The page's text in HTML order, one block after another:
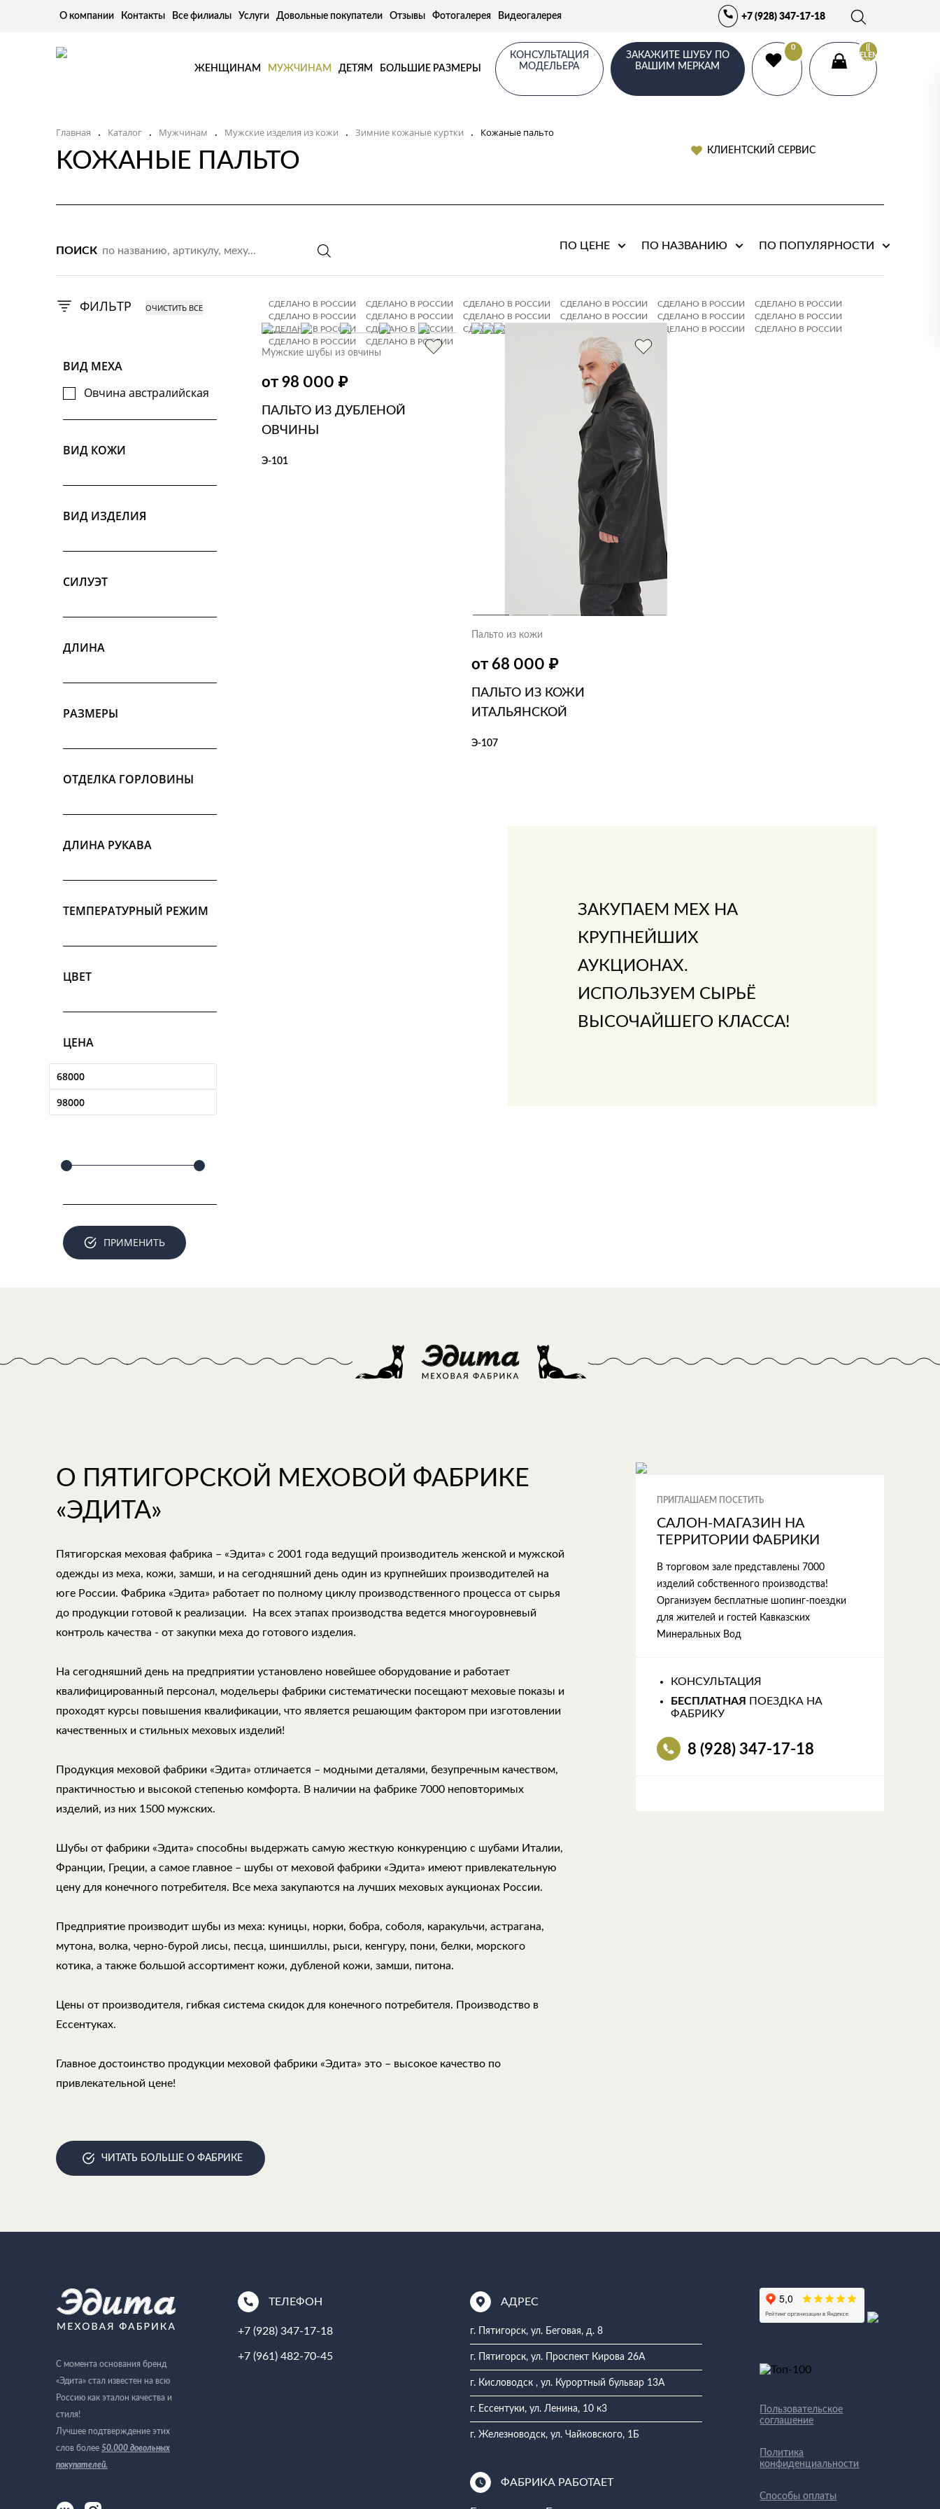
О компании Контакты Все филиалы Услуги Довольные покупатели Отзывы Фотогалерея Видеогалерея +7 (928) 347-17-18
ЖЕНЩИНАМ МУЖЧИНАМ ДЕТЯМ БОЛЬШИЕ РАЗМЕРЫ
КОНСУЛЬТАЦИЯ
МОДЕЛЬЕРА
ЗАКАЖИТЕ ШУБУ ПО
ВАШИМ МЕРКАМ
0
{{
ELEMENTS.LENGTH
}}
Главная . Каталог . Мужчинам . Мужские изделия из кожи . Зимние кожаные куртки . Кожаные пальто
КОЖАНЫЕ ПАЛЬТО КЛИЕНТСКИЙ СЕРВИС
ПОИСК ПО ЦЕНЕ ПО НАЗВАНИЮ ПО ПОПУЛЯРНОСТИ
ФИЛЬТР
ВИД МЕХА
Овчина австралийская
ВИД КОЖИ
ВИД ИЗДЕЛИЯ
СИЛУЭТ
ДЛИНА
РАЗМЕРЫ
ОТДЕЛКА ГОРЛОВИНЫ
ДЛИНА РУКАВА
ТЕМПЕРАТУРНЫЙ РЕЖИМ
ЦВЕТ
ЦЕНА
ПРИМЕНИТЬ
СДЕЛАНО В РОССИИ СДЕЛАНО В РОССИИ СДЕЛАНО В РОССИИ СДЕЛАНО В РОССИИ СДЕЛАНО В РОССИИ
СДЕЛАНО В РОССИИ
СДЕЛАНО В РОССИИ
СДЕЛАНО В РОССИИ СДЕЛАНО В РОССИИ СДЕЛАНО В РОССИИ СДЕЛАНО В РОССИИ
СДЕЛАНО В РОССИИ
СДЕЛАНО В РОССИИ
СДЕЛАНО В РОССИИ СДЕЛАНО В РОССИИ СДЕЛАНО В РОССИИ
СДЕЛАНО В РОССИИ
СДЕЛАНО В РОССИИ
СДЕЛАНО В РОССИИ
Мужские шубы из овчины
от 98 000 ₽
ПАЛЬТО ИЗ ДУБЛЕНОЙ
ОВЧИНЫ
Э-101
Пальто из кожи
от 68 000 ₽
ПАЛЬТО ИЗ КОЖИ
ИТАЛЬЯНСКОЙ
Э-107
ЗАКУПАЕМ МЕХ НА
КРУПНЕЙШИХ
АУКЦИОНАХ.
ИСПОЛЬЗУЕМ СЫРЬЁ
ВЫСОЧАЙШЕГО КЛАССА!
О ПЯТИГОРСКОЙ МЕХОВОЙ ФАБРИКЕ
«ЭДИТА»
Пятигорская меховая фабрика – «Эдита» с 2001 года ведущий производитель женской и мужской
одежды из меха, кожи, замши, и на сегодняшний день один из крупнейших производителей на
юге России. Фабрика «Эдита» работает по полному циклу производственного процесса от сырья
до продукции готовой к реализации. На всех этапах производства ведется многоуровневый
контроль качества - от закупки меха до готового изделия.
На сегодняшний день на предприятии установлено новейшее оборудование и работает
квалифицированный персонал, модельеры фабрики систематически посещают меховые показы и
проходят курсы повышения квалификации, что является решающим фактором при изготовлении
качественных и стильных меховых изделий!
Продукция меховой фабрики «Эдита» отличается – модными деталями, безупречным качеством,
практичностью и высокой степенью комфорта. В наличии на фабрике 7000 неповторимых
изделий, из них 1500 мужских.
Шубы от фабрики «Эдита» способны выдержать самую жесткую конкуренцию с шубами Италии,
Франции, Греции, а самое главное – шубы от меховой фабрики «Эдита» имеют привлекательную
цену для конечного потребителя. Все меха закупаются на лучших меховых аукционах России.
Предприятие производит шубы из меха: куницы, норки, бобра, соболя, каракульчи, астрагана,
мутона, волка, черно-бурой лисы, песца, шиншиллы, рыси, кенгуру, пони, белки, морского
котика, а также большой ассортимент кожи, дубленой кожи, замши, питона.
Цены от производителя, гибкая система скидок для конечного потребителя. Производство в
Ессентуках.
Главное достоинство продукции меховой фабрики «Эдита» это – высокое качество по
привлекательной цене!
ЧИТАТЬ БОЛЬШЕ О ФАБРИКЕ
ПРИГЛАШАЕМ ПОСЕТИТЬ
САЛОН-МАГАЗИН НА
ТЕРРИТОРИИ ФАБРИКИ
В торговом зале представлены 7000
изделий собственного производства!
Организуем бесплатные шопинг-поездки
для жителей и гостей Кавказских
Минеральных Вод
КОНСУЛЬТАЦИЯ
БЕСПЛАТНАЯ
ПОЕЗДКА НА
ФАБРИКУ
8 (928) 347-17-18
С момента основания бренд
«Эдита» стал известен на всю
Россию как эталон качества и
стиля!
Лучшее подтверждение этих
слов более 50.000 довольных
покупателей.
ТЕЛЕФОН
+7 (928) 347-17-18
+7 (961) 482-70-45
АДРЕС
г. Пятигорск, ул. Беговая, д. 8
г. Пятигорск, ул. Проспект Кирова 26А
г. Кисловодск , ул. Курортный бульвар 13А
г. Ессентуки, ул. Ленина, 10 к3
г. Железноводск, ул. Чайковского, 1Б
ФАБРИКА РАБОТАЕТ
Пользовательское
соглашение
Политика
конфиденциальности
Способы оплаты